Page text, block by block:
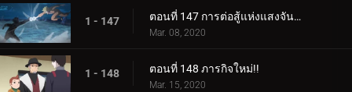
1 - 147 ตอนที่ 147 การต่อสู้แห่งแสงจันทร์อันเป็นเวรกรรม
Mar. 08, 2020
1 - 148 ตอนที่ 148 ภารกิจใหม่!!
Mar. 15, 2020